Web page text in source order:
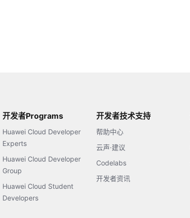
开发者Programs
Huawei Cloud Developer
Experts
Huawei Cloud Developer
Group
Huawei Cloud Student
Developers
开发者技术支持
帮助中心
云声·建议
Codelabs
开发者资讯